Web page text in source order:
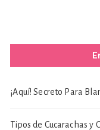
¡Aquí! Secreto Para
Tipos de Cucarachas y